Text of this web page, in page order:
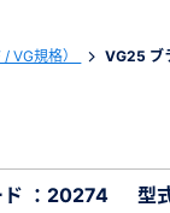
VG規格） VG25 ブ
ド ：20274 型